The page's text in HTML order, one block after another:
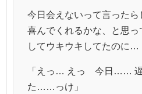
今日会えないって言ったら
喜んでくれるかな、と思
してウキウキしてたのに…
「えっ… えっ 今日……
た……っけ」